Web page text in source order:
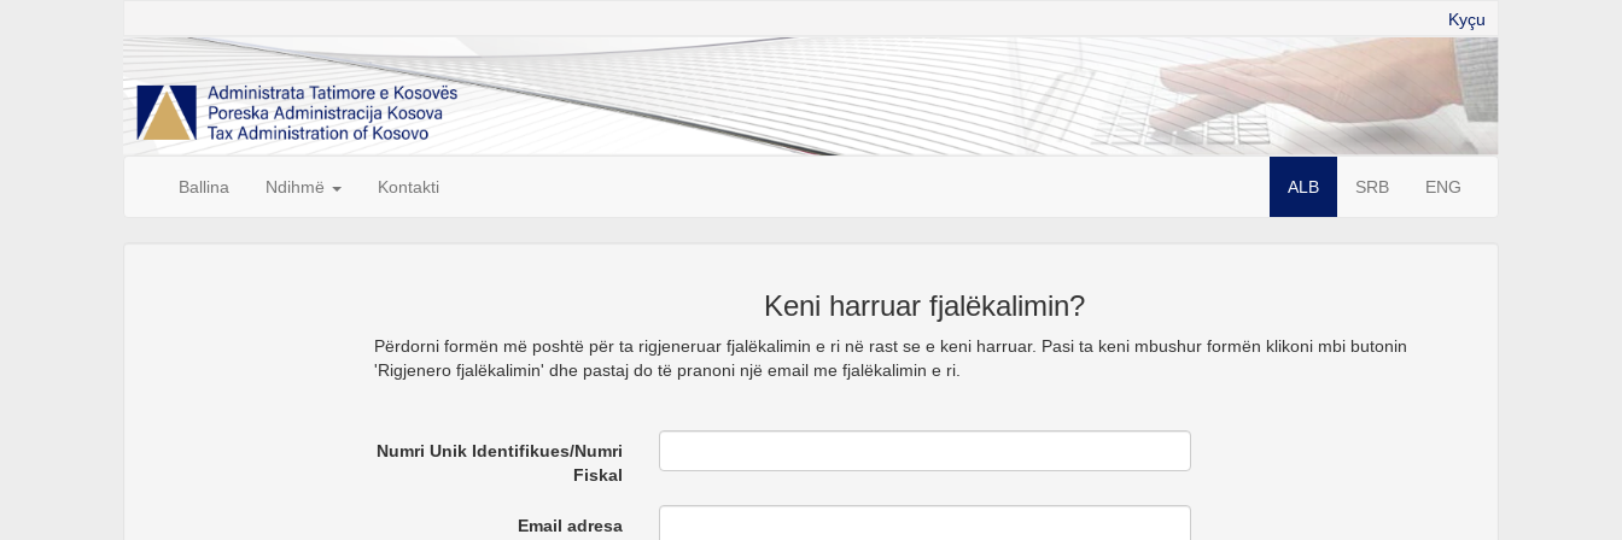
Kyçu
Ballina Ndihmë Kontakti ALB SRB ENG
Keni harruar fjalëkalimin?
Përdorni formën më poshtë për ta rigjeneruar fjalëkalimin e ri në rast se e keni harruar. Pasi ta keni mbushur formën klikoni mbi butonin
'Rigjenero fjalëkalimin' dhe pastaj do të pranoni një email me fjalëkalimin e ri.
Numri Unik Identifikues/Numri
Fiskal
Email adresa